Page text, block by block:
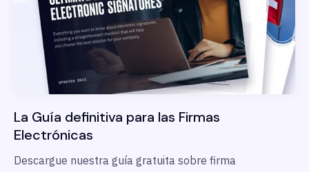
La Guía definitiva para las Firmas
Electrónicas
Descargue nuestra guía gratuita sobre firma